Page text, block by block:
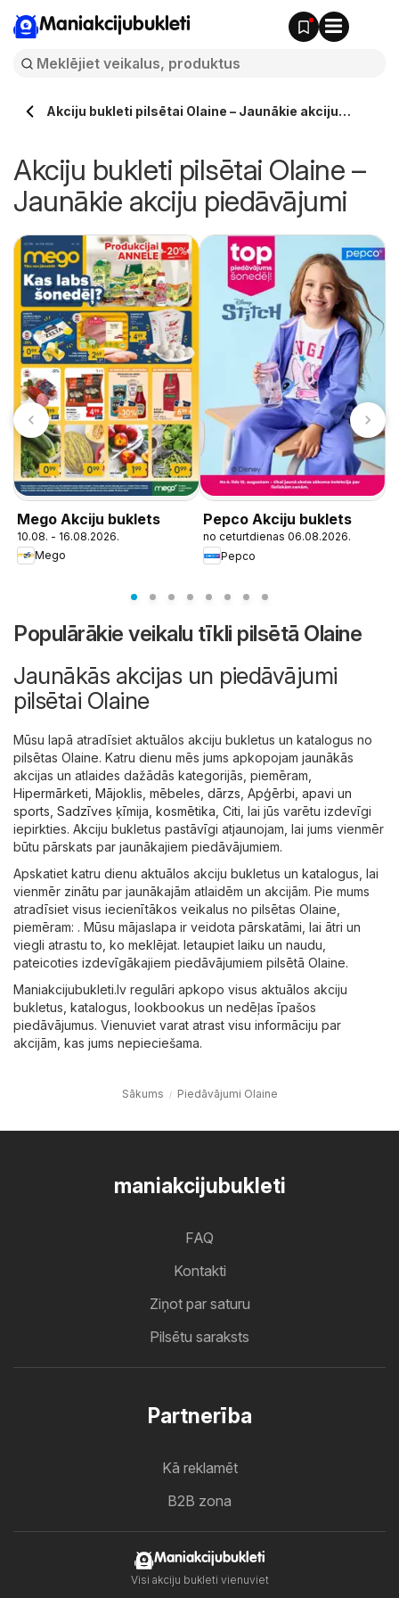
Maniakcijubukleti
Akciju bukleti pilsētai Olaine – Jaunākie akciju
Akciju bukleti pilsētai Olaine –
Jaunākie akciju piedāvājumi
Mego Akciju buklets
10.08. - 16.08.2026.
Mego
Pepco Akciju buklets
no ceturtdienas 06.08.2026.
Pepco
Populārākie veikalu tīkli pilsētā Olaine
Jaunākās akcijas un piedāvājumi
pilsētai Olaine
Mūsu lapā atradīsiet aktuālos akciju bukletus un katalogus no
pilsētas Olaine. Katru dienu mēs jums apkopojam jaunākās
akcijas un atlaides dažādās kategorijās, piemēram,
Hipermārketi Mājoklis, mēbeles, dārzs Apģērbi, apavi un
sports Sadzīves ķīmija, kosmētika Citi , lai jūs varētu izdevīgi
iepirkties. Akciju bukletus pastāvīgi atjaunojam, lai jums vienmēr
būtu pārskats par jaunākajiem piedāvājumiem.
Apskatiet katru dienu aktuālos akciju bukletus un katalogus, lai
vienmēr zinātu par jaunākajām atlaidēm un akcijām. Pie mums
atradīsiet visus iecienītākos veikalus no pilsētas Olaine,
piemēram: . Mūsu mājaslapa ir veidota pārskatāmi, lai ātri un
viegli atrastu to, ko meklējat. Ietaupiet laiku un naudu,
pateicoties izdevīgākajiem piedāvājumiem pilsētā Olaine.
Maniakcijubukleti.lv regulāri apkopo visus aktuālos akciju
bukletus, katalogus, lookbookus un nedēļas īpašos
piedāvājumus. Vienuviet varat atrast visu informāciju par
akcijām, kas jums nepieciešama.
Sākums Piedāvājumi Olaine
maniakcijubukleti
FAQ
Kontakti
Ziņot par saturu
Pilsētu saraksts
Partnerība
Kā reklamēt
B2B zona
Maniakcijubukleti
Visi akciju bukleti vienuviet